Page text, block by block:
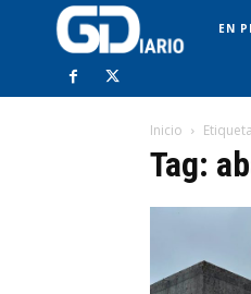
EN
Inicio
Tag: